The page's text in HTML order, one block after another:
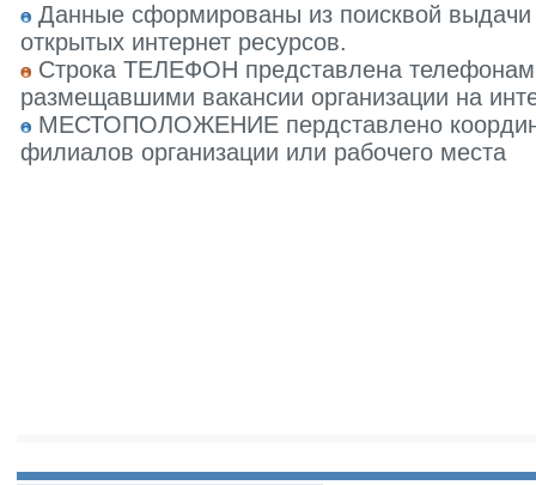
Данные сформированы из поисквой
открытых интернет ресурсов.
Строка ТЕЛЕФОН представлена
размещавшими вакансии организации на
МЕСТОПОЛОЖЕНИЕ пердставлено
филиалов организации или рабочего места